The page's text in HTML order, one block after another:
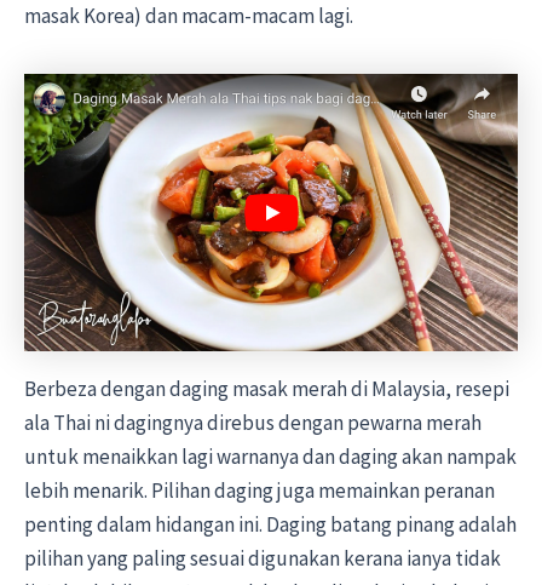
masak Korea) dan macam-macam lagi.
Berbeza dengan daging masak merah di Malaysia, resepi
ala Thai ni dagingnya direbus dengan pewarna merah
untuk menaikkan lagi warnanya dan daging akan nampak
lebih menarik. Pilihan daging juga memainkan peranan
penting dalam hidangan ini. Daging batang pinang adalah
pilihan yang paling sesuai digunakan kerana ianya tidak